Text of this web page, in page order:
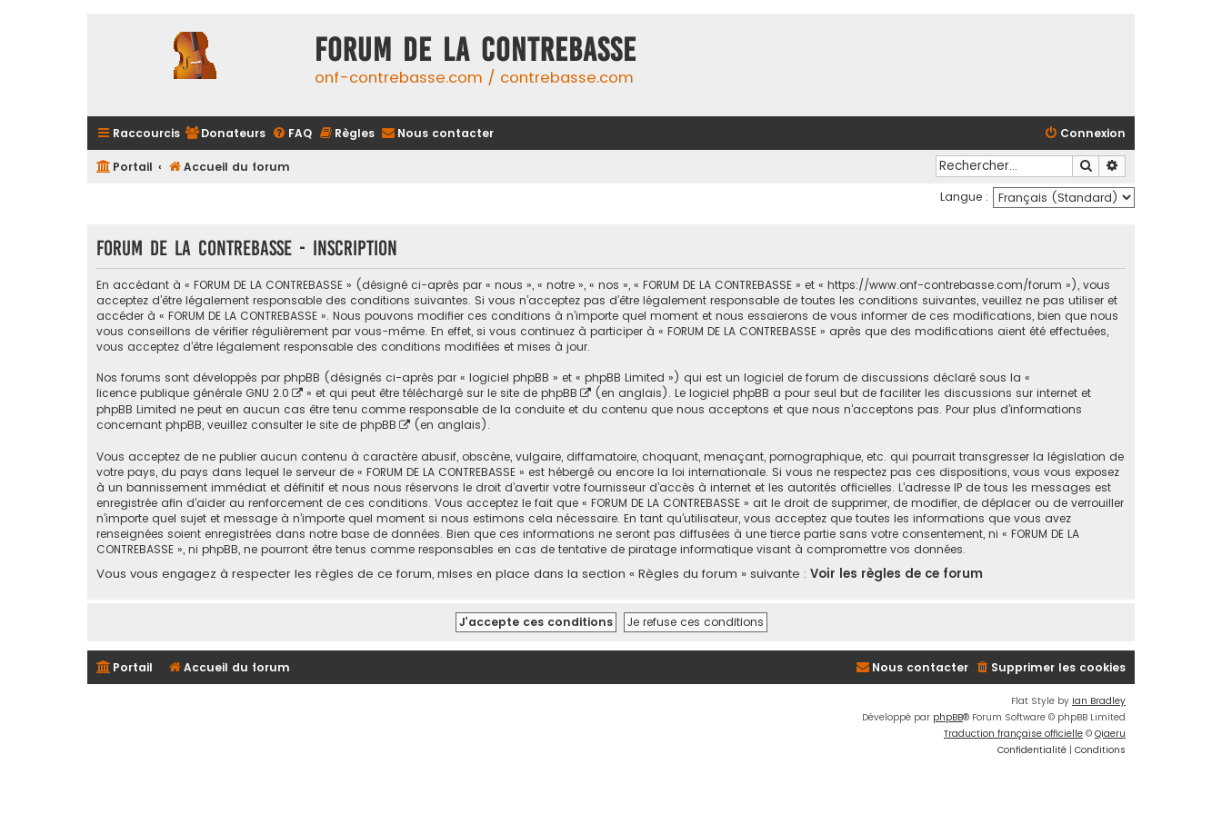
FORUM DE LA CONTREBASSE
onf-contrebasse.com / contrebasse.com
Raccourcis Donateurs FAQ Règles Nous contacter Connexion
Portail Accueil du forum Rechercher
Langue :
FORUM DE LA CONTREBASSE - Inscription
En accédant à « FORUM DE LA CONTREBASSE » (désigné ci-après par « nous », « notre », « nos », « FORUM DE LA CONTREBASSE » et « https://www.onf-contrebasse.com/forum »), vous
acceptez d’être légalement responsable des conditions suivantes. Si vous n’acceptez pas d’être légalement responsable de toutes les conditions suivantes, veuillez ne pas utiliser et
accéder à « FORUM DE LA CONTREBASSE ». Nous pouvons modifier ces conditions à n’importe quel moment et nous essaierons de vous informer de ces modifications, bien que nous
vous conseillons de vérifier régulièrement par vous-même. En effet, si vous continuez à participer à « FORUM DE LA CONTREBASSE » après que des modifications aient été effectuées,
vous acceptez d’être légalement responsable des conditions modifiées et mises à jour.
Nos forums sont développés par phpBB (désignés ci-après par « logiciel phpBB » et « phpBB Limited ») qui est un logiciel de forum de discussions déclaré sous la «
licence publique générale GNU 2.0
» et qui peut être téléchargé sur le site de phpBB
(en anglais). Le logiciel phpBB a pour seul but de faciliter les discussions sur internet et
phpBB Limited ne peut en aucun cas être tenu comme responsable de la conduite et du contenu que nous acceptons et que nous n’acceptons pas. Pour plus d’informations
concernant phpBB, veuillez consulter le site de phpBB (en anglais).
Vous acceptez de ne publier aucun contenu à caractère abusif, obscène, vulgaire, diffamatoire, choquant, menaçant, pornographique, etc. qui pourrait transgresser la législation de
votre pays, du pays dans lequel le serveur de « FORUM DE LA CONTREBASSE » est hébergé ou encore la loi internationale. Si vous ne respectez pas ces dispositions, vous vous exposez
à un bannissement immédiat et définitif et nous nous réservons le droit d’avertir votre fournisseur d’accès à internet et les autorités officielles. L’adresse IP de tous les messages est
enregistrée afin d’aider au renforcement de ces conditions. Vous acceptez le fait que « FORUM DE LA CONTREBASSE » ait le droit de supprimer, de modifier, de déplacer ou de verrouiller
n’importe quel sujet et message à n’importe quel moment si nous estimons cela nécessaire. En tant qu’utilisateur, vous acceptez que toutes les informations que vous avez
renseignées soient enregistrées dans notre base de données. Bien que ces informations ne seront pas diffusées à une tierce partie sans votre consentement, ni « FORUM DE LA
CONTREBASSE », ni phpBB, ne pourront être tenus comme responsables en cas de tentative de piratage informatique visant à compromettre vos données.
Vous vous engagez à respecter les règles de ce forum, mises en place dans la section « Règles du forum » suivante : Voir les règles de ce forum
Portail Accueil du forum Supprimer les cookies
Nous contacter
Flat Style by Ian Bradley
Développé par phpBB® Forum Software © phpBB Limited
Traduction française officielle © Qiaeru
Confidentialité | Conditions